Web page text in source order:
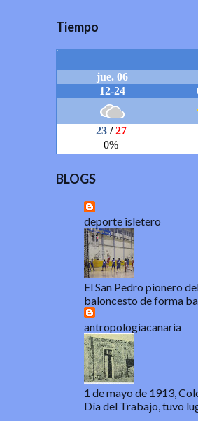
Tiempo
BLOGS
deporte isletero
El San Pedro pionero
baloncesto de forma
antropologiacanaria
1 de mayo de 1913,
Día del Trabajo, tuvo